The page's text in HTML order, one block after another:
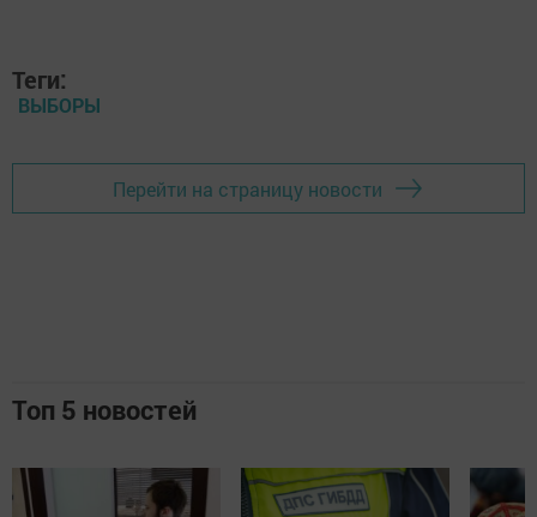
Теги:
ВЫБОРЫ
Перейти на страницу новости
Топ 5 новостей